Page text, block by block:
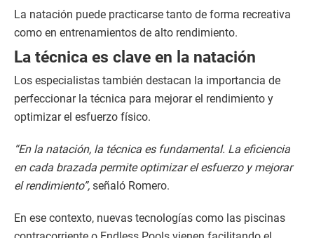
La natación puede practicarse tanto de forma recreativa
como en entrenamientos de alto rendimiento.
La técnica es clave en la natación
Los especialistas también destacan la importancia de
perfeccionar la técnica para mejorar el rendimiento y
optimizar el esfuerzo físico.
“En la natación, la técnica es fundamental. La eficiencia
en cada brazada permite optimizar el esfuerzo y mejorar
el rendimiento”, señaló Romero.
En ese contexto, nuevas tecnologías como las piscinas